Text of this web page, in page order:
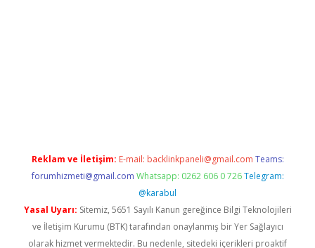
Reklam ve İletişim: E-mail: backlinkpaneli@gmail.com Teams:
forumhizmeti@gmail.com Whatsapp: 0262 606 0 726 Telegram:
@karabul
Yasal Uyarı: Sitemiz, 5651 Sayılı Kanun gereğince Bilgi Teknolojileri
ve İletişim Kurumu (BTK) tarafından onaylanmış bir Yer Sağlayıcı
olarak hizmet vermektedir. Bu nedenle, sitedeki içerikleri proaktif